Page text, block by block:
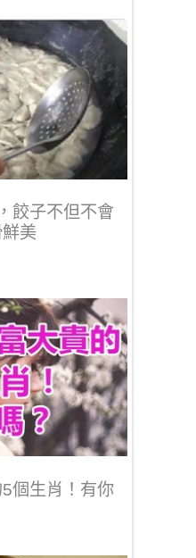
餃子不但不會
美
個生肖！有你